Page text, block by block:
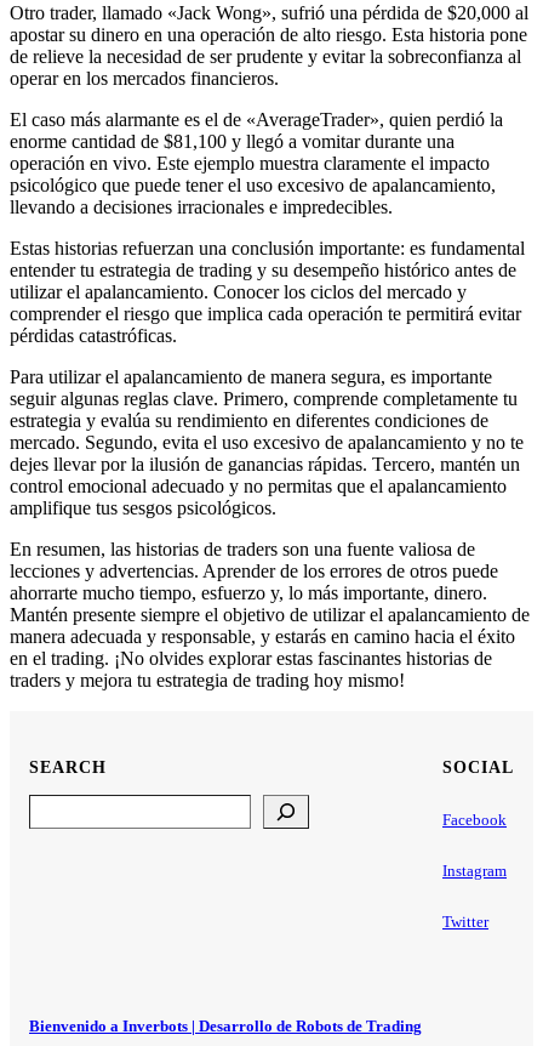
Otro trader, llamado «Jack Wong», sufrió una pérdida de $20,000 al
apostar su dinero en una operación de alto riesgo. Esta historia pone
de relieve la necesidad de ser prudente y evitar la sobreconfianza al
operar en los mercados financieros.
El caso más alarmante es el de «AverageTrader», quien perdió la
enorme cantidad de $81,100 y llegó a vomitar durante una
operación en vivo. Este ejemplo muestra claramente el impacto
psicológico que puede tener el uso excesivo de apalancamiento,
llevando a decisiones irracionales e impredecibles.
Estas historias refuerzan una conclusión importante: es fundamental
entender tu estrategia de trading y su desempeño histórico antes de
utilizar el apalancamiento. Conocer los ciclos del mercado y
comprender el riesgo que implica cada operación te permitirá evitar
pérdidas catastróficas.
Para utilizar el apalancamiento de manera segura, es importante
seguir algunas reglas clave. Primero, comprende completamente tu
estrategia y evalúa su rendimiento en diferentes condiciones de
mercado. Segundo, evita el uso excesivo de apalancamiento y no te
dejes llevar por la ilusión de ganancias rápidas. Tercero, mantén un
control emocional adecuado y no permitas que el apalancamiento
amplifique tus sesgos psicológicos.
En resumen, las historias de traders son una fuente valiosa de
lecciones y advertencias. Aprender de los errores de otros puede
ahorrarte mucho tiempo, esfuerzo y, lo más importante, dinero.
Mantén presente siempre el objetivo de utilizar el apalancamiento de
manera adecuada y responsable, y estarás en camino hacia el éxito
en el trading. ¡No olvides explorar estas fascinantes historias de
traders y mejora tu estrategia de trading hoy mismo!
SEARCH SOCIAL
Facebook
Instagram
Twitter
Bienvenido a Inverbots | Desarrollo de Robots de Trading